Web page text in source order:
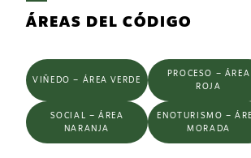
ÁREAS DEL CÓDIGO
VIÑEDO – ÁREA VERDE
PROCESO – ÁREA
ROJA
SOCIAL – ÁREA
NARANJA
ENOTURISMO –
MORADA